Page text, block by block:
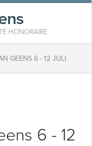
HONORAIRE
GEENS 6 - 12 JULI
6 - 12